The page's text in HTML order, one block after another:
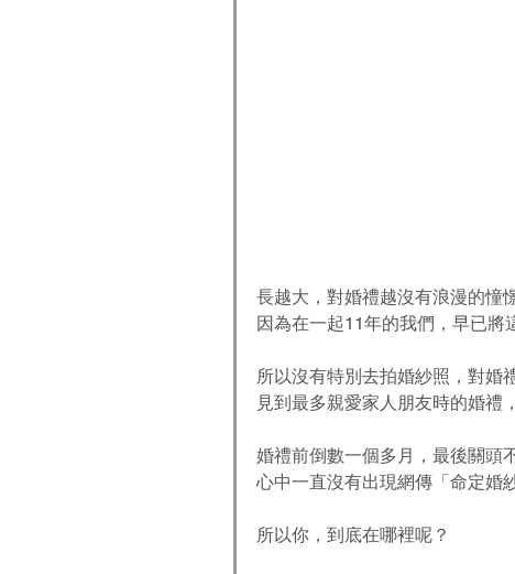
長越大，對婚禮越沒有浪漫的憧憬
因為在一起11年的我們，早已將
所以沒有特別去拍婚紗照，對婚
見到最多親愛家人朋友時的婚禮
婚禮前倒數一個多月，最後關頭
心中一直沒有出現網傳「命定婚
所以你，到底在哪裡呢？